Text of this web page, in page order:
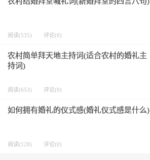
阅读(535) 评论(0)
农村简单拜天地主持词(适合农村的婚礼主
持词)
阅读(653) 评论(0)
如何拥有婚礼的仪式感(婚礼仪式感是什么)
阅读(128) 评论(0)